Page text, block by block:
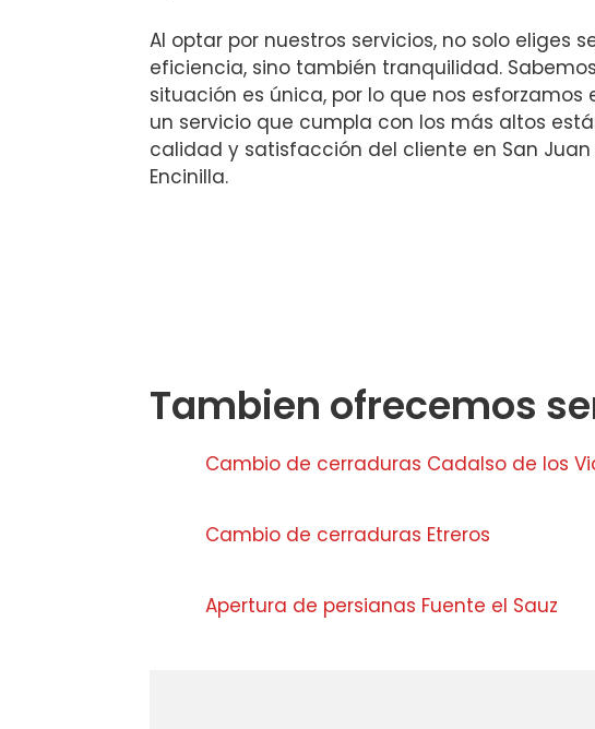
Al optar por nuestros servicios, no solo eliges
eficiencia, sino también tranquilidad.
situación es única, por lo que nos esforzamos
un servicio que cumpla con los más altos
calidad y satisfacción del cliente en San
Encinilla.
Tambien ofrecemos
Cambio de cerraduras Cadalso de los
Cambio de cerraduras Etreros
Apertura de persianas Fuente el Sauz